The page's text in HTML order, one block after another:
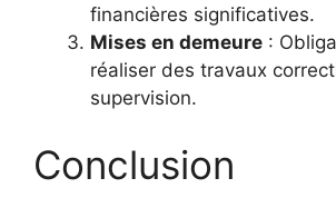
financières significatives.
Mises en demeure :
réaliser des travaux
supervision.
Conclusion